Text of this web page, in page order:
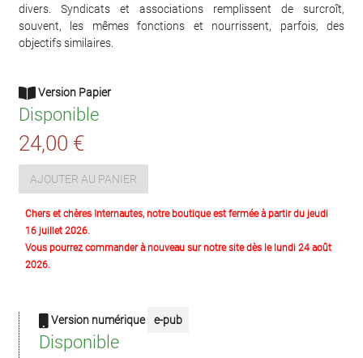
divers. Syndicats et associations remplissent de surcroît,
souvent, les mêmes fonctions et nourrissent, parfois, des
objectifs similaires.
Version Papier
Disponible
24,00 €
AJOUTER AU PANIER
Chers et chères Internautes, notre boutique est fermée à partir du jeudi
16 juillet 2026.
Vous pourrez commander à nouveau sur notre site dès le lundi 24 août
2026.
Version numérique e-pub
Disponible